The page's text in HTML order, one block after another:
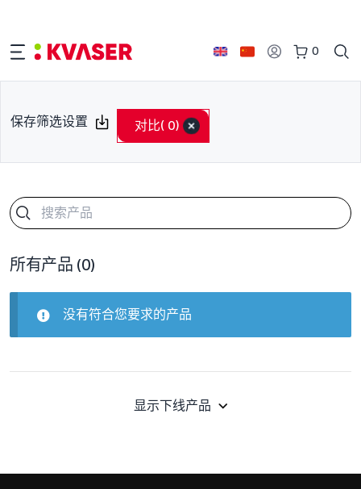
0
保存筛选设置 对比( 0)
所有产品 (0)
没有符合您要求的产品
显示下线产品